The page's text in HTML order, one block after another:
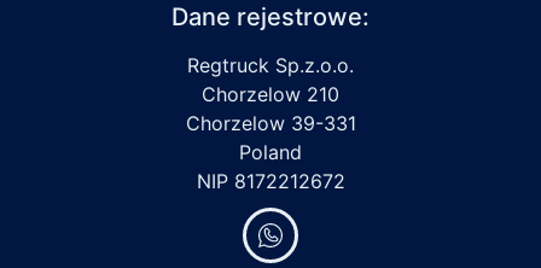
Dane rejestrowe:
Regtruck Sp.z.o.o.
Chorzelow 210
Chorzelow 39-331
Poland
NIP 8172212672